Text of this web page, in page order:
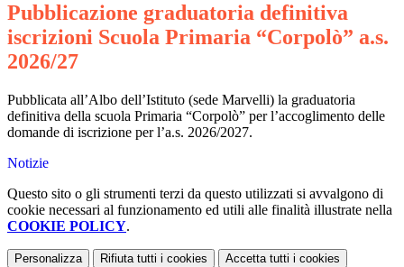
Pubblicazione graduatoria definitiva
iscrizioni Scuola Primaria “Corpolò” a.s.
2026/27
Pubblicata all’Albo dell’Istituto (sede Marvelli) la graduatoria
definitiva della scuola Primaria “Corpolò” per l’accoglimento delle
domande di iscrizione per l’a.s. 2026/2027.
Notizie
Questo sito o gli strumenti terzi da questo utilizzati si avvalgono di
cookie necessari al funzionamento ed utili alle finalità illustrate nella
COOKIE POLICY.
Personalizza Rifiuta tutti i cookies Accetta tutti i cookies